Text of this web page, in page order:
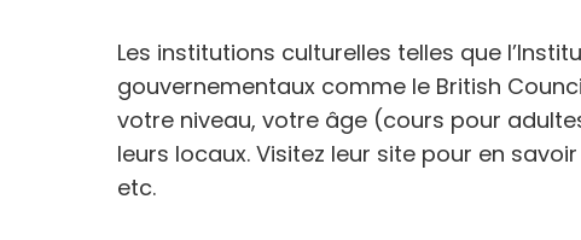
Les institutions culturelles telles que
gouvernementaux comme le British
votre niveau, votre âge (cours pour
leurs locaux. Visitez leur site pour en
etc.